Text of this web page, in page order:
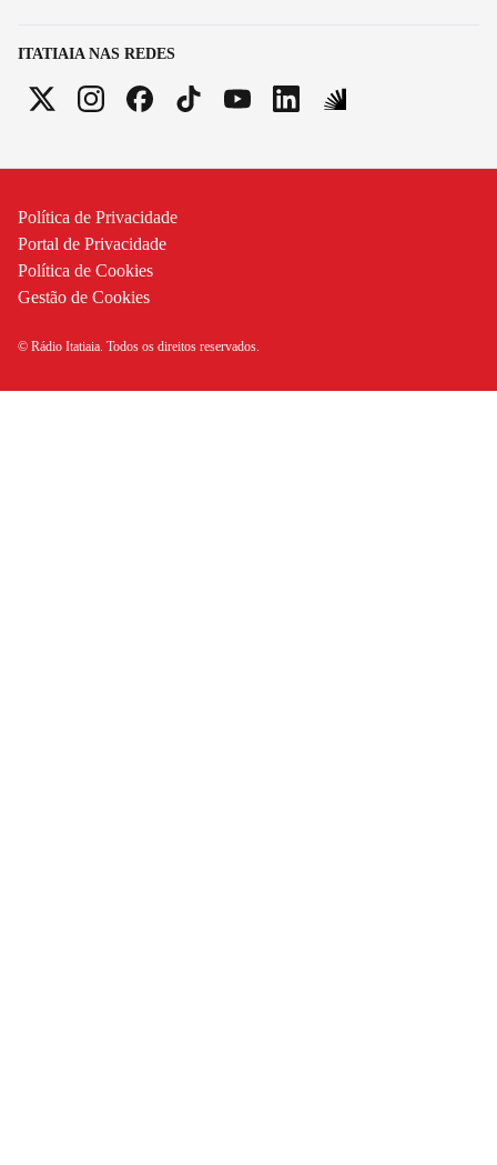
ITATIAIA NAS REDES
Política de Privacidade
Portal de Privacidade
Política de Cookies
Gestão de Cookies
© Rádio Itatiaia. Todos os direitos reservados.